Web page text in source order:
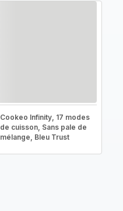
Cookeo Infinity, 17 modes
de cuisson, Sans pale de
mélange, Bleu Trust